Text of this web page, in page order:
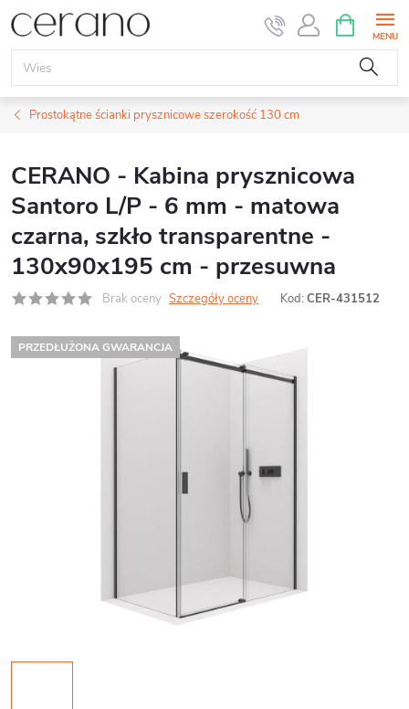
Przejść
do
treści
KOSZYK
Prostokątne ścianki prysznicowe szerokość 130 cm
CERANO - Kabina prysznicowa
Santoro L/P - 6 mm - matowa
czarna, szkło transparentne -
130x90x195 cm - przesuwna
Brak oceny Szczegóły oceny Kod: CER-431512
PRZEDŁUŻONA GWARANCJA